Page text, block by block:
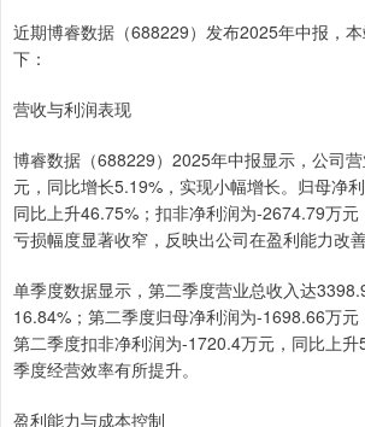
近期博睿数据（688229）发布2025年中报，
下：
营收与利润表现
博睿数据（688229）2025年中报显示，公司
元，同比增长5.19%，实现小幅增长。归母净
同比上升46.75%；扣非净利润为-2674.79万元
亏损幅度显著收窄，反映出公司在盈利能力改
单季度数据显示，第二季度营业总收入达
16.84%；第二季度归母净利润为-1698.66万元
第二季度扣非净利润为-1720.4万元，同比上
季度经营效率有所提升。
盈利能力与成本控制